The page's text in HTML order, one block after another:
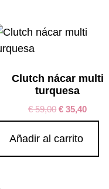
Clutch nácar multi
turquesa
€59,00 € 35,40
Añadir al carrito